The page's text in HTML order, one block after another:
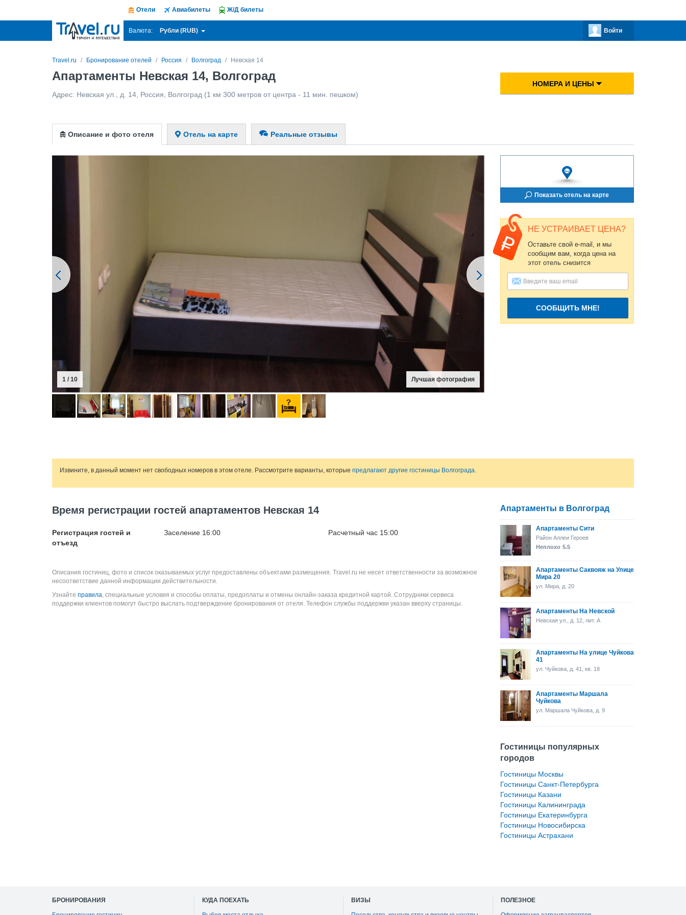
Отели Авиабилеты Ж/Д билеты
Валюта: Рубли (RUB) Войти
Travel.ru Бронирование отелей Россия Волгоград Невская 14
Апартаменты Невская 14, Волгоград
Адрес: Невская ул., д. 14 Россия Волгоград (1 км 300 метров от центра - 11 мин. пешком)
НОМЕРА И ЦЕНЫ
Описание и фото отеля Отель на карте Реальные отзывы
1 / 10 Лучшая фотография
Показать отель на карте
НЕ УСТРАИВАЕТ ЦЕНА?
Оставьте свой e-mail, и мы
сообщим вам, когда цена на
этот отель снизится
СООБЩИТЬ МНЕ!
Извините, в данный момент нет свободных номеров в этом отеле. Рассмотрите варианты, которые предлагают другие гостиницы Волгограда.
Время регистрации гостей апартаментов Невская 14
Регистрация гостей и
отъезд
Заселение 16:00 Расчетный час 15:00
Описания гостиниц, фото и список оказываемых услуг предоставлены объектами размещения. Travel.ru не несет ответственности за возможное
несоответствие данной информации действительности.
Узнайте правила, специальные условия и способы оплаты, предоплаты и отмены онлайн-заказа кредитной картой. Сотрудники сервиса
поддержки клиентов помогут быстро выслать подтверждение бронирования от отеля. Телефон службы поддержки указан вверху страницы.
Апартаменты в Волгоград
Апартаменты Сити
Район Аллеи Героев
Неплохо 5.5
Апартаменты Саквояж на Улице
Мира 20
ул. Мира, д. 20
Апартаменты На Невской
Невская ул., д. 12, лит. А
Апартаменты На улице Чуйкова
41
ул. Чуйкова, д. 41, кв. 18
Апартаменты Маршала
Чуйкова
ул. Маршала Чуйкова, д. 9
Гостиницы популярных
городов
Гостиницы Москвы
Гостиницы Санкт-Петербурга
Гостиницы Казани
Гостиницы Калининграда
Гостиницы Екатеринбурга
Гостиницы Новосибирска
Гостиницы Астрахани
БРОНИРОВАНИЯ КУДА ПОЕХАТЬ ВИЗЫ ПОЛЕЗНОЕ